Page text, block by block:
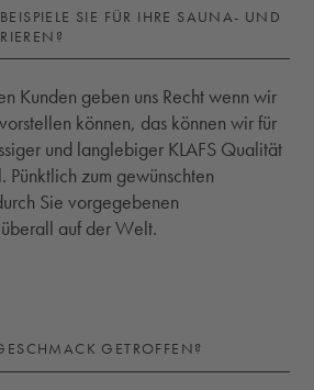
SIE FÜR IHRE SAUNA- UND
Kunden geben uns Recht wenn wir
können, das können wir für
und langlebiger KLAFS Qualität
Pünktlich zum gewünschten
Sie vorgegebenen
auf der Welt.
GETROFFEN?